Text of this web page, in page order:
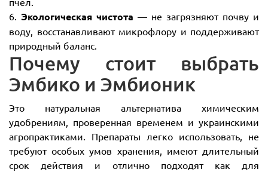
6. Экологическая чистота — не загрязняют почву и
воду, восстанавливают микрофлору и поддерживают
природный баланс.
Почему стоит выбрать
Эмбико и Эмбионик
Это натуральная альтернатива химическим
удобрениям, проверенная временем и украинскими
агропрактиками. Препараты легко использовать, не
требуют особых умов хранения, имеют длительный
срок действия и отлично подходят как для